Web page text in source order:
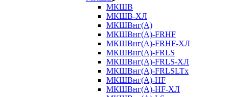
МКШВ
МКШВ-ХЛ
МКШВнг(А)
МКШВнг(А)-FRHF
МКШВнг(А)-FRHF-ХЛ
МКШВнг(А)-FRLS
МКШВнг(А)-FRLS-ХЛ
МКШВнг(А)-FRLSLTx
МКШВнг(А)-HF
МКШВнг(А)-HF-ХЛ